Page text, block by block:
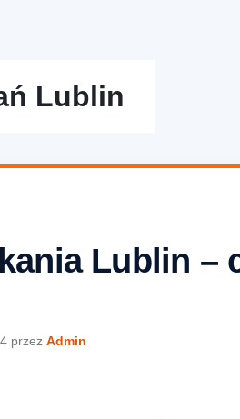
Lublin
Lublin –
przez Admin